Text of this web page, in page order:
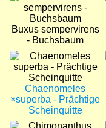
Buxus sempervirens
- Buchsbaum
Bild
Chaenomeles
×superba - Prächtige
Scheinquitte
Bild